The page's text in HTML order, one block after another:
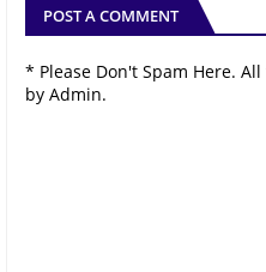
POST A COMMENT
* Please Don't Spam Here.
by Admin.